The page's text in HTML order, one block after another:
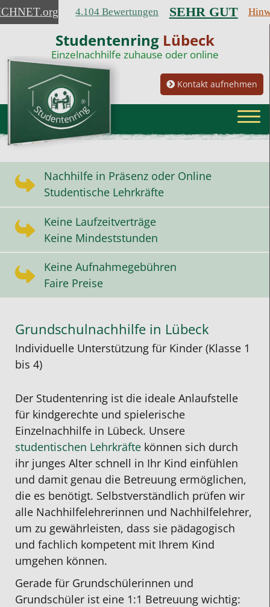
.org 4.104 Bewertungen SEHR GUT
Studentenring Lübeck
Einzelnachhilfe zuhause oder online
Kontakt aufnehmen
Nachhilfe in Präsenz oder Online
Studentische Lehrkräfte
Keine Laufzeitverträge
Keine Mindeststunden
Keine Aufnahmegebühren
Faire Preise
Grundschulnachhilfe in Lübeck
Individuelle Unterstützung für Kinder (Klasse 1
bis 4)
Der Studentenring ist die ideale Anlaufstelle
für kindgerechte und spielerische
Einzelnachhilfe in Lübeck. Unsere
studentischen Lehrkräfte können sich durch
ihr junges Alter schnell in Ihr Kind einfühlen
und damit genau die Betreuung ermöglichen,
die es benötigt. Selbstverständlich prüfen wir
alle Nachhilfelehrerinnen und Nachhilfelehrer,
um zu gewährleisten, dass sie pädagogisch
und fachlich kompetent mit Ihrem Kind
umgehen können.
Gerade für Grundschülerinnen und
Grundschüler ist eine 1:1 Betreuung wichtig: